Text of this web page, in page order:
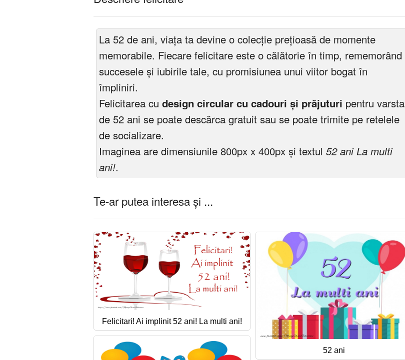
La 52 de ani, viața ta devine o colecție prețioasă de momente
memorabile. Fiecare felicitare este o călătorie în timp, rememorând
succesele și iubirile tale, cu promisiunea unui viitor bogat în
împliniri.
Felicitarea cu design circular cu cadouri și prăjuturi pentru varsta
de 52 ani se poate descărca gratuit sau se poate trimite pe retelele
de socializare.
Imaginea are dimensiunile 800px x 400px și textul 52 ani La multi
ani!.
Te-ar putea interesa și ...
Felicitari! Ai implinit 52 ani! La multi ani!
52 ani